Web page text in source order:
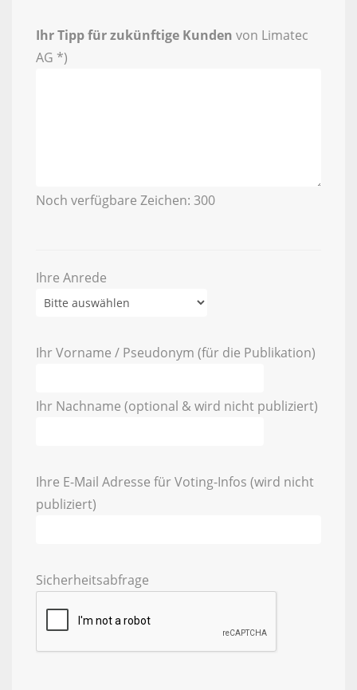
Ihr Tipp für zukünftige Kunden von Limatec
AG *)
Noch verfügbare Zeichen: 300
Ihre Anrede
Ihr Vorname / Pseudonym (für die Publikation)
Ihr Nachname (optional & wird nicht publiziert)
Ihre E-Mail Adresse für Voting-Infos (wird nicht
publiziert)
Sicherheitsabfrage